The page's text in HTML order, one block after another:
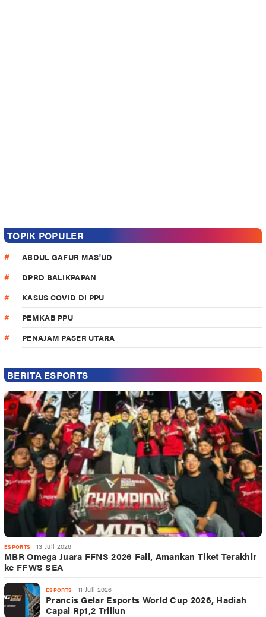
TOPIK POPULER
ABDUL GAFUR MAS'UD
DPRD BALIKPAPAN
KASUS COVID DI PPU
PEMKAB PPU
PENAJAM PASER UTARA
BERITA ESPORTS
ESPORTS 13 Juli 2026
MBR Omega Juara FFNS 2026 Fall, Amankan Tiket Terakhir
ke FFWS SEA
ESPORTS 11 Juli 2026
Prancis Gelar Esports World Cup 2026, Hadiah
Capai Rp1,2 Triliun